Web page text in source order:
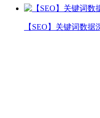
【SEO】关键词数据